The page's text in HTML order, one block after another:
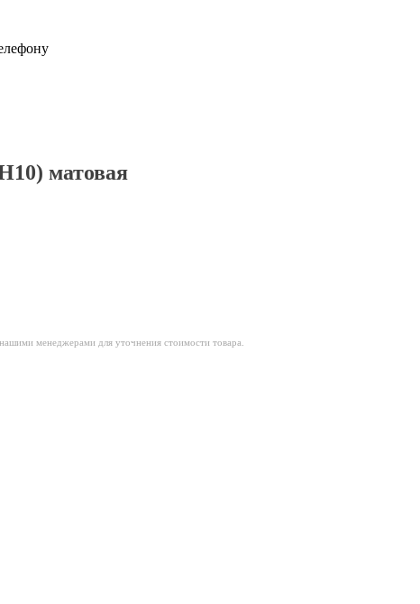
матовая
менеджерами для уточнения стоимости товара.